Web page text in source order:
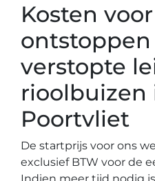
Kosten voor
ontstoppen
verstopte
rioolbuizen
Poortvliet
De startprijs voor ons
exclusief BTW voor de